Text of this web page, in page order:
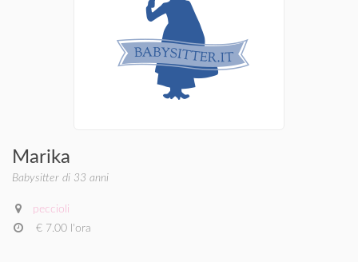
Marika
Babysitter di 33 anni
peccioli
€ 7.00 l'ora